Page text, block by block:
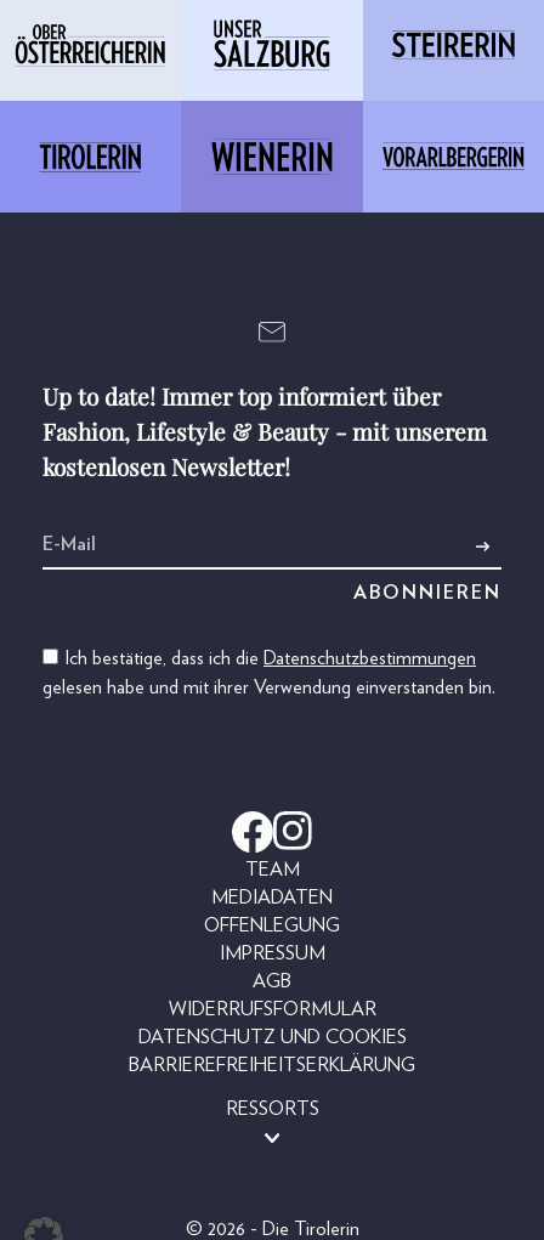
Up to date! Immer top informiert über
Fashion, Lifestyle & Beauty - mit unserem
kostenlosen Newsletter!
Ich bestätige, dass ich die Datenschutzbestimmungen
gelesen habe und mit ihrer Verwendung einverstanden bin.
TEAM
MEDIADATEN
OFFENLEGUNG
IMPRESSUM
AGB
WIDERRUFSFORMULAR
DATENSCHUTZ UND COOKIES
BARRIEREFREIHEITSERKLÄRUNG
RESSORTS
© 2026 - Die Tirolerin